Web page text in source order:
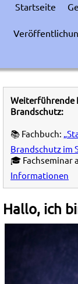
Startseite
Weiterführende
Brandschutz:
📚 Fachbuch:
Brandschutz im
🎓 Fachseminar
Informationen
Hallo, ich